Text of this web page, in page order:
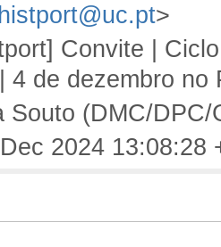
histport@uc.pt>
Convite |
4 de dezembro
Souto (DMC/DPC/
2024 13:08:28